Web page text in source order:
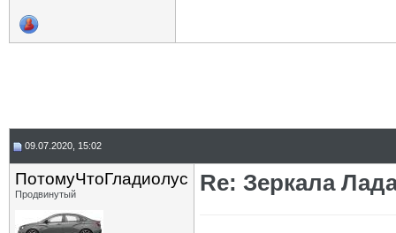
09.07.2020, 15:02
ПотомуЧтоГладиолус
Продвинутый Re: Зеркала